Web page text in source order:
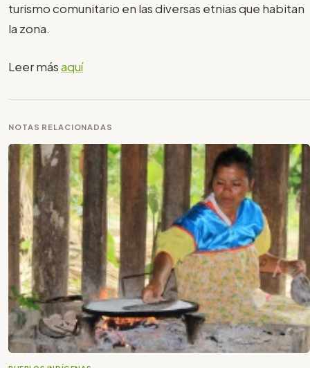
turismo comunitario en las diversas etnias que habitan
la zona.
Leer másaquí
NOTAS RELACIONADAS